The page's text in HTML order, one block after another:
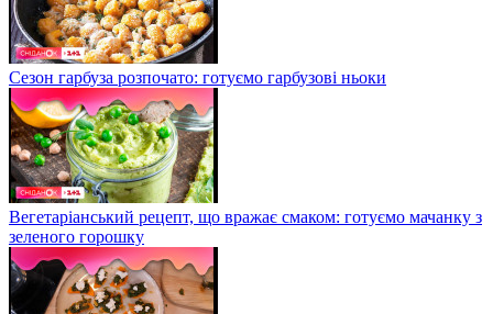
Сезон гарбуза розпочато: готуємо гарбузові ньоки
Вегетаріанський рецепт, що вражає смаком: готуємо мачанку з
зеленого горошку